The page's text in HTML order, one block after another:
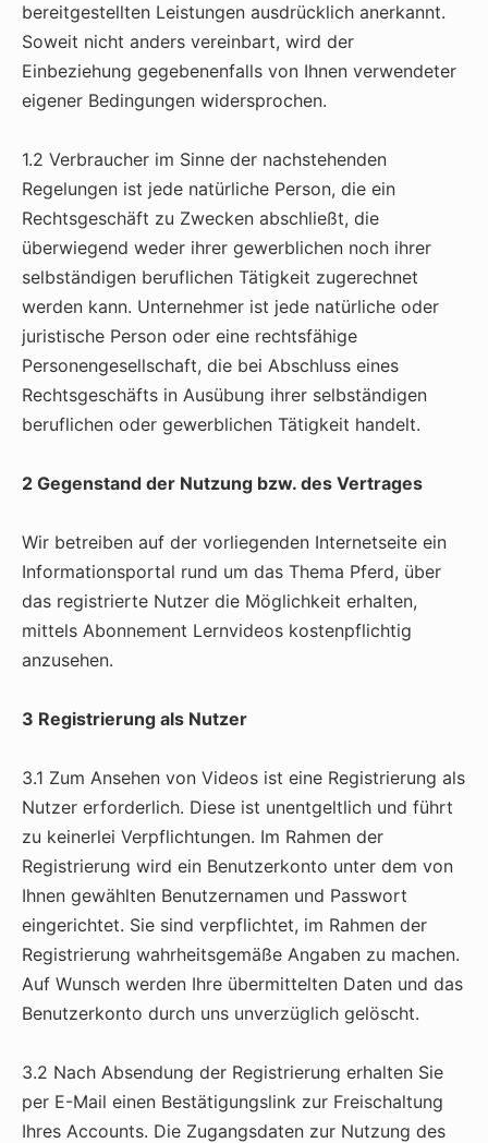
bereitgestellten Leistungen ausdrücklich anerkannt.
Soweit nicht anders vereinbart, wird der
Einbeziehung gegebenenfalls von Ihnen verwendeter
eigener Bedingungen widersprochen.
1.2 Verbraucher im Sinne der nachstehenden
Regelungen ist jede natürliche Person, die ein
Rechtsgeschäft zu Zwecken abschließt, die
überwiegend weder ihrer gewerblichen noch ihrer
selbständigen beruflichen Tätigkeit zugerechnet
werden kann. Unternehmer ist jede natürliche oder
juristische Person oder eine rechtsfähige
Personengesellschaft, die bei Abschluss eines
Rechtsgeschäfts in Ausübung ihrer selbständigen
beruflichen oder gewerblichen Tätigkeit handelt.
2 Gegenstand der Nutzung bzw. des Vertrages
Wir betreiben auf der vorliegenden Internetseite ein
Informationsportal rund um das Thema Pferd, über
das registrierte Nutzer die Möglichkeit erhalten,
mittels Abonnement Lernvideos kostenpflichtig
anzusehen.
3 Registrierung als Nutzer
3.1 Zum Ansehen von Videos ist eine Registrierung als
Nutzer erforderlich. Diese ist unentgeltlich und führt
zu keinerlei Verpflichtungen. Im Rahmen der
Registrierung wird ein Benutzerkonto unter dem von
Ihnen gewählten Benutzernamen und Passwort
eingerichtet. Sie sind verpflichtet, im Rahmen der
Registrierung wahrheitsgemäße Angaben zu machen.
Auf Wunsch werden Ihre übermittelten Daten und das
Benutzerkonto durch uns unverzüglich gelöscht.
3.2 Nach Absendung der Registrierung erhalten Sie
per E-Mail einen Bestätigungslink zur Freischaltung
Ihres Accounts. Die Zugangsdaten zur Nutzung des